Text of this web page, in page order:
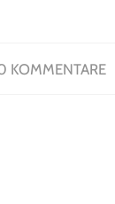
KOMMENTARE
/